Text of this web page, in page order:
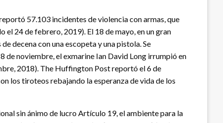
57.103 incidentes de violencia con armas, que
24 de febrero, 2019). El 18 de mayo, en un gran
decena con una escopeta y una pistola. Se
de noviembre, el exmarine Ian David Long irrumpió en
2018). The Huffington Post reportó el 6 de
los tiroteos rebajando la esperanza de vida de los
sin ánimo de lucro Artículo 19, el ambiente para la